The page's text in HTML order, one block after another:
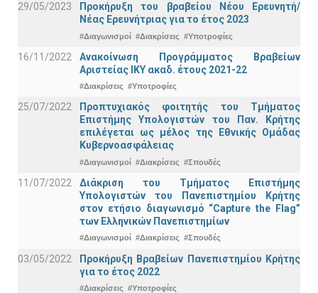
29/05/2023
Προκήρυξη του βραβείου Νέου Ερευνητή/
Νέας Ερευνήτριας για το έτος 2023
#Διαγωνισμοί #Διακρίσεις #Υποτροφίες
16/11/2022
Ανακοίνωση Προγράμματος Βραβείων
Αριστείας ΙΚΥ ακαδ. έτους 2021-22
#Διακρίσεις #Υποτροφίες
25/07/2022
Προπτυχιακός φοιτητής του Τμήματος
Επιστήμης Υπολογιστών του Παν. Κρήτης
επιλέγεται ως μέλος της Εθνικής Ομάδας
Κυβερνοασφάλειας
#Διαγωνισμοί #Διακρίσεις #Σπουδές
11/07/2022
Διάκριση του Τμήματος Επιστήμης
Υπολογιστών του Πανεπιστημίου Κρήτης
στον ετήσιο διαγωνισμό “Capture the Flag”
των Ελληνικών Πανεπιστημίων
#Διαγωνισμοί #Διακρίσεις #Σπουδές
03/05/2022
Προκήρυξη Βραβείων Πανεπιστημίου Κρήτης
για το έτος 2022
#Διακρίσεις #Υποτροφίες